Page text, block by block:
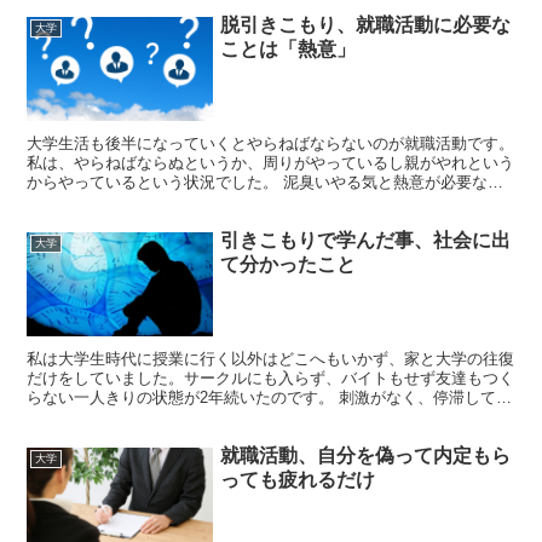
大学
脱引きこもり、就職活動に必要な
ことは「熱意」
大学生活も後半になっていくとやらねばならないのが就職活動です。
私は、やらねばならぬというか、周りがやっているし親がやれという
からやっているという状況でした。 泥臭いやる気と熱意が必要な時
大学
引きこもりで学んだ事、社会に出
て分かったこと
私は大学生時代に授業に行く以外はどこへもいかず、家と大学の往復
だけをしていました。サークルにも入らず、バイトもせず友達もつく
らない一人きりの状態が2年続いたのです。 刺激がなく、停滞して退
大学
就職活動、自分を偽って内定もら
っても疲れるだけ